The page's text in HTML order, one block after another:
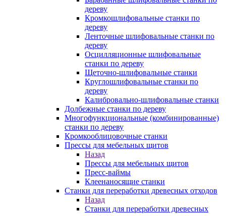
дереву
Кромкошлифовальные станки по
дереву
Ленточные шлифовальные станки по
дереву
Осцилляционные шлифовальные
станки по дереву
Щеточно-шлифовальные станки
Круглошлифовальные станки по
дереву
Калибровально-шлифовальные станки
Долбежные станки по дереву
Многофункциональные (комбинированные)
станки по дереву
Кромкооблицовочные станки
Прессы для мебельных щитов
Назад
Прессы для мебельных щитов
Пресс-ваймы
Клеенаносящие станки
Станки для переработки древесных отходов
Назад
Станки для переработки древесных